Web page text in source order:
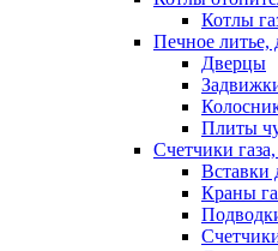
Котлы
Печное литье,
Дверцы
Плиты
Счетчики
Вставки
Краны